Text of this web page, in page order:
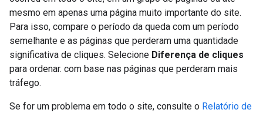
mesmo em apenas uma página muito importante do site.
Para isso, compare o período da queda com um período
semelhante e as páginas que perderam uma quantidade
significativa de cliques. Selecione Diferença de cliques
para ordenar. com base nas páginas que perderam mais
tráfego.
Se for um problema em todo o site, consulte o Relatório de